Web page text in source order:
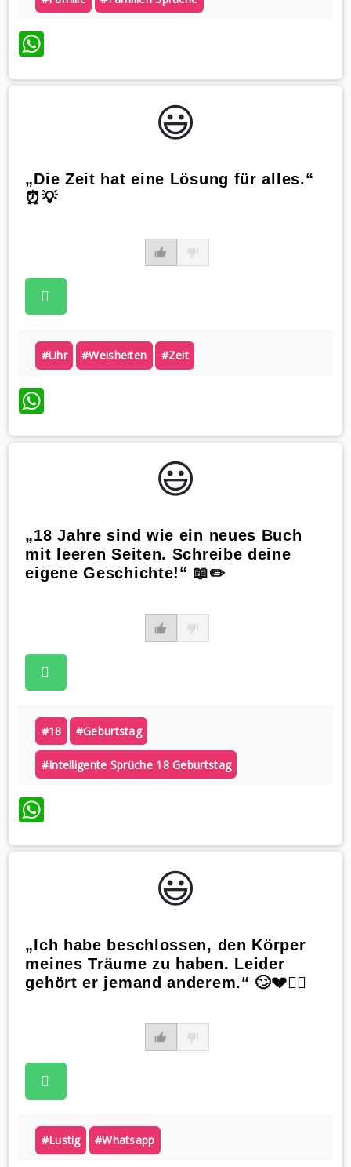
WhatsApp
😃️
„Die Zeit hat eine Lösung für alles.“
⏰💡
#uhr #weisheiten #zeit
WhatsApp
😃️
„18 Jahre sind wie ein neues Buch
mit leeren Seiten. Schreibe deine
eigene Geschichte!“ 📖✏️
#18 #geburtstag
#intelligente Sprüche 18 Geburtstag
WhatsApp
😃️
„Ich habe beschlossen, den Körper
meines Träume zu haben. Leider
gehört er jemand anderem.“ 🙄💔🏋️‍♀️
#lustig #whatsapp